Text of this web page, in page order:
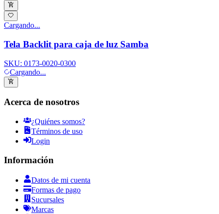
Cargando...
Tela Backlit para caja de luz Samba
SKU: 0173-0020-0300
Cargando...
Acerca de nosotros
¿Quiénes somos?
Términos de uso
Login
Información
Datos de mi cuenta
Formas de pago
Sucursales
Marcas